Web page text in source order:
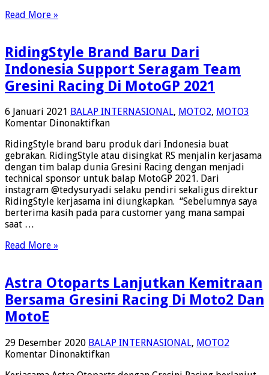
Read More »
RidingStyle Brand Baru Dari
Indonesia Support Seragam Team
Gresini Racing Di MotoGP 2021
6 Januari 2021 BALAP INTERNASIONAL, MOTO2, MOTO3
Komentar Dinonaktifkanpada
Brand
Baru
Dari
Indonesia
Support
Seragam
Team
RidingStyle brand baru produk dari Indonesia buat
gebrakan. RidingStyle atau disingkat RS menjalin kerjasama
dengan tim balap dunia Gresini Racing dengan menjadi
technical sponsor untuk balap MotoGP 2021. Dari
instagram @tedysuryadi selaku pendiri sekaligus direktur
RidingStyle kerjasama ini diungkapkan. “Sebelumnya saya
berterima kasih pada para customer yang mana sampai
saat …
Read More »
Astra Otoparts Lanjutkan Kemitraan
Bersama Gresini Racing Di Moto2 Dan
MotoE
29 Desember 2020 BALAP INTERNASIONAL, MOTO2
Komentar Dinonaktifkanpada